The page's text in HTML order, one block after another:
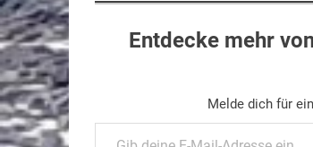
Entdecke mehr
Melde dich für
Gib deine E-Mail-Adresse ein ...